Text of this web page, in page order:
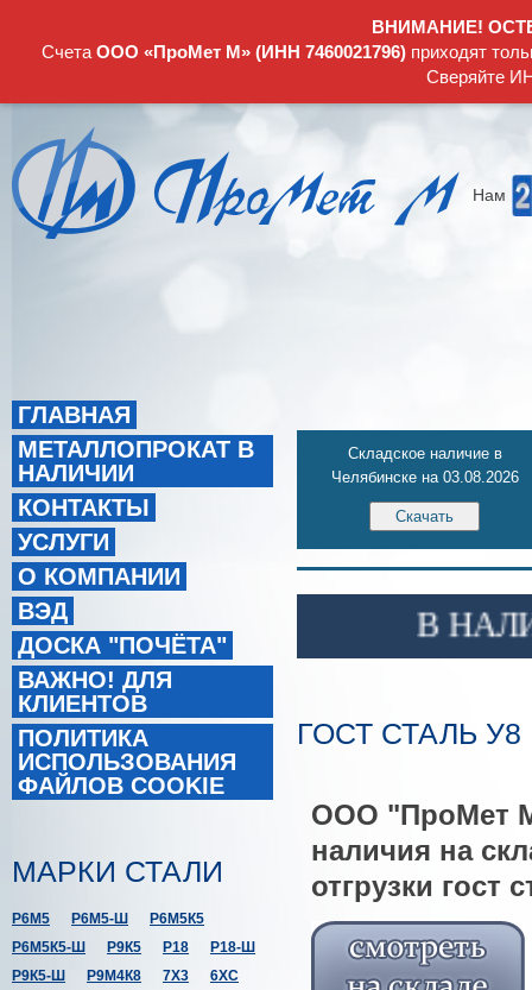
ВНИМАНИЕ!
Счета ООО «ПроМет М» (ИНН 7460021796)приходят
Сверяйте
Складское наличие в
Челябинске на 03.08.2026
В
ГОСТ СТАЛЬ У8
ООО "ПроМет М"
наличия на
отгрузки гост
ГЛАВНАЯ
МЕТАЛЛОПРОКАТ В
НАЛИЧИИ
КОНТАКТЫ
УСЛУГИ
О КОМПАНИИ
ВЭД
ДОСКА "ПОЧЁТА"
ВАЖНО! ДЛЯ
КЛИЕНТОВ
ПОЛИТИКА
ИСПОЛЬЗОВАНИЯ
ФАЙЛОВ COOKIE
МАРКИ СТАЛИ
Р6М5 Р6М5-Ш
Р6М5К5
Р6М5К5-Ш
Р9К5 Р18
Р18-Ш
Р9К5-Ш
Р9М4К8 7Х3
6ХС
Нам